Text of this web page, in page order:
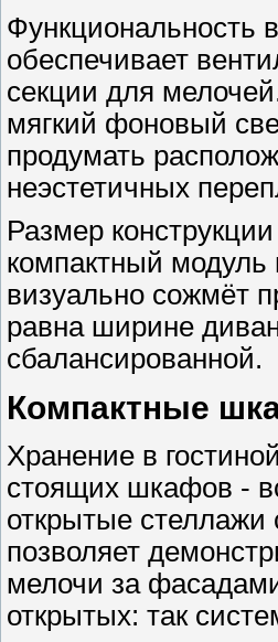
Функциональность
обеспечивает
секции для
мягкий фоновый
продумать
неэстетичных
Размер
компактный модуль
визуально сожмёт
равна ширине
сбалансированной.
Компактные
Хранение в
стоящих шкафов -
открытые стеллажи
позволяет
мелочи за
открытых: так